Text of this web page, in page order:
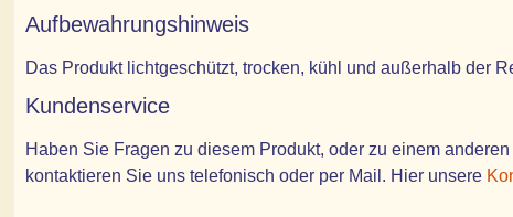
Aufbewahrungshinweis
Das Produkt lichtgeschützt, trocken, kühl und außerhalb der
Kundenservice
Haben Sie Fragen zu diesem Produkt, oder zu einem
kontaktieren Sie uns telefonisch oder per Mail. Hier unsere